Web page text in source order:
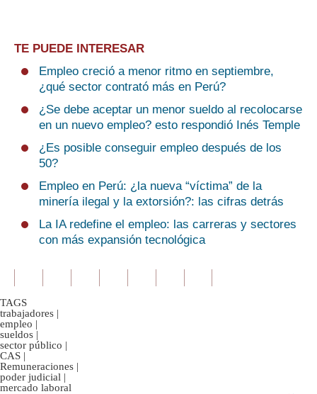
TE PUEDE INTERESAR
Empleo creció a menor ritmo en septiembre,
¿qué sector contrató más en Perú?
¿Se debe aceptar un menor sueldo al recolocarse
en un nuevo empleo? esto respondió Inés Temple
¿Es posible conseguir empleo después de los
50?
Empleo en Perú: ¿la nueva “víctima” de la
minería ilegal y la extorsión?: las cifras detrás
La IA redefine el empleo: las carreras y sectores
con más expansión tecnológica
TAGS
trabajadores |
empleo |
sueldos |
sector público |
CAS |
Remuneraciones |
poder judicial |
mercado laboral